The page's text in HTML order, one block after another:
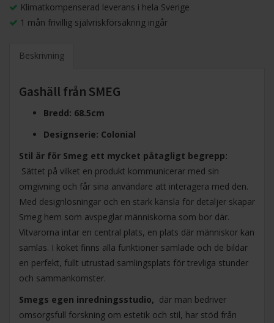
Klimatkompenserad leverans i hela Sverige
1 mån frivillig självriskförsäkring ingår
Beskrivning
Gashäll från SMEG
Bredd: 68.5cm
Designserie: Colonial
Stil är för Smeg ett mycket påtagligt begrepp:
Sättet på vilket en produkt kommunicerar med sin
omgivning och får sina användare att interagera med den.
Med designlösningar och en stark känsla för detaljer skapar
Smeg hem som avspeglar människorna som bor där.
Vitvarorna intar en central plats, en plats där människor kan
samlas. I köket finns alla funktioner samlade och de bildar
en perfekt, fullt utrustad samlingsplats för trevliga stunder
och sammankomster.
Smegs egen inredningsstudio, där man bedriver
omsorgsfull forskning om estetik och stil, har stöd från